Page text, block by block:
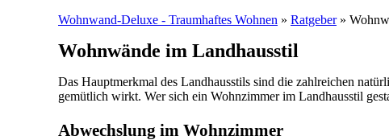
Wohnwand-Deluxe - Traumhaftes Wohnen » Ratgeber»
Wohnwände im Landhausstil
Das Hauptmerkmal des Landhausstils sind die zahlreichen
gemütlich wirkt. Wer sich ein Wohnzimmer im Landhausstil
Abwechslung im Wohnzimmer